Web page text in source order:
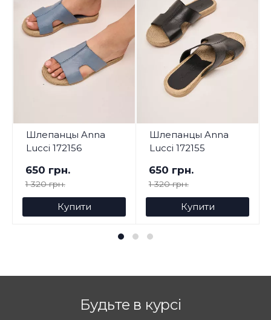
Шлепанцы Anna
Lucci 172156
650 грн.
1 320 грн.
Купити
Шлепанцы Anna
Lucci 172155
650 грн.
1 320 грн.
Купити
Будьте в курсі